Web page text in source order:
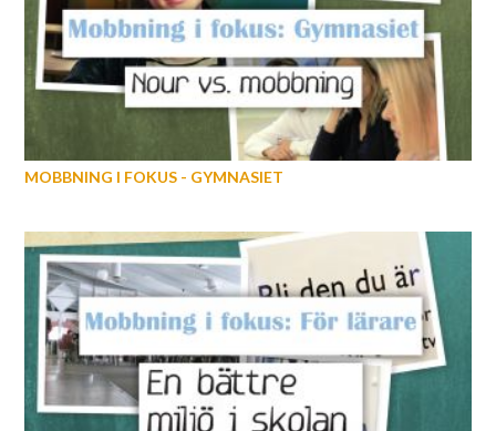
MOBBNING I FOKUS - GYMNASIET